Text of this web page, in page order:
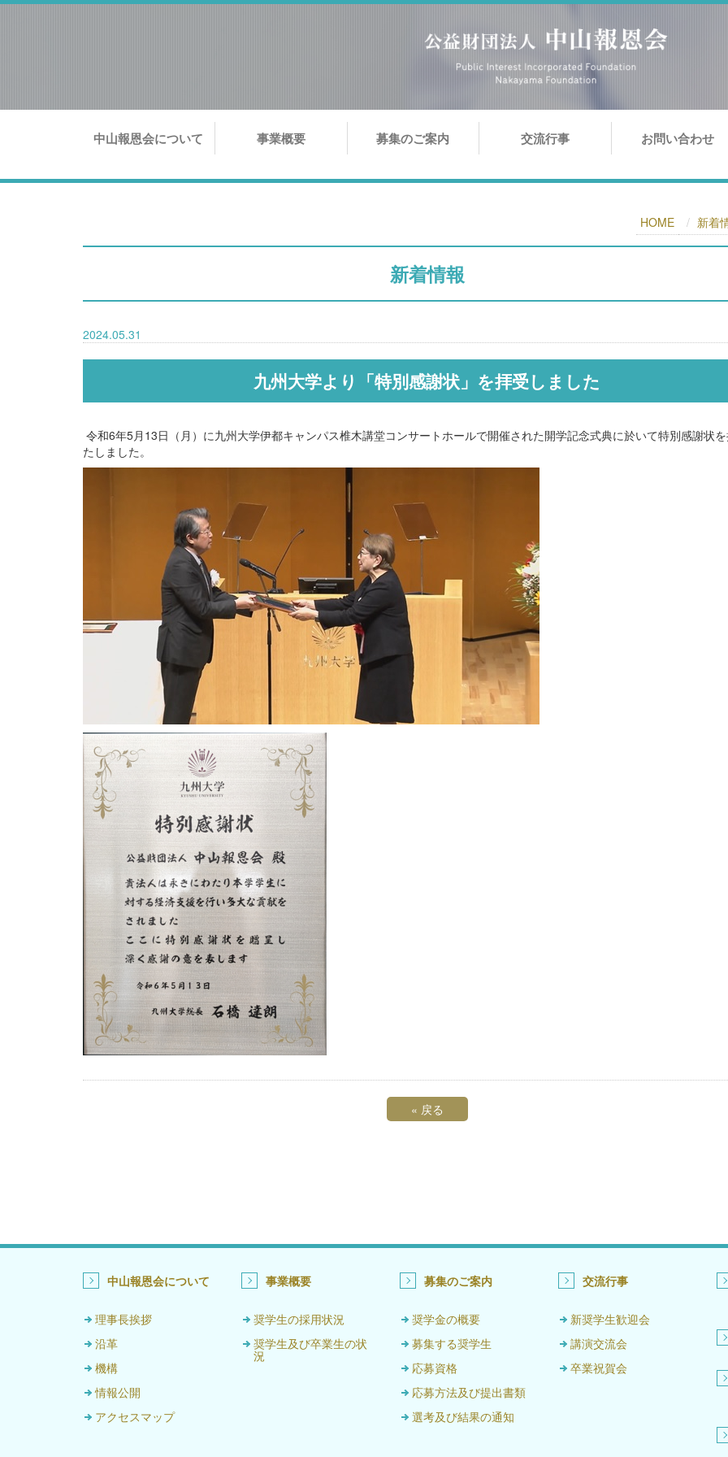
中山報恩会について 事業概要 募集のご案内 交流行事 お問い合わせ
HOME 新着
新着情報
2024.05.31
九州大学より「特別感謝状」を拝受しました
令和6年5月 13日（月）に九州大学伊都キャンパス椎木講堂コンサートホールで開催された開学記念式典に於いて特別感謝状
たしました。
« 戻る
中山報恩会について
理事長挨拶
沿革
機構
情報公開
アクセスマップ
事業概要
奨学生の採用状況
奨学生及び卒業生の状
況
募集のご案内
奨学金の概要
募集する奨学生
応募資格
応募方法及び提出書類
選考及び結果の通知
交流行事
新奨学生歓迎会
講演交流会
卒業祝賀会